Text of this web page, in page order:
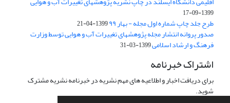
1399-09-17
طرح جلد چاپ شماره اول مجله - بهار ۹۹ 1399-04-21
صدور پروانه انتشار مجله پژوهشهای تغییرات آب و هوایی توسط وزارت
فرهنگ و ارشاد اسلامی1399-03-31
اشتراک خبرنامه
برای دریافت اخبار و اطلاعیه های مهم نشریه در خبرنامه نشریه مشترک
شوید.